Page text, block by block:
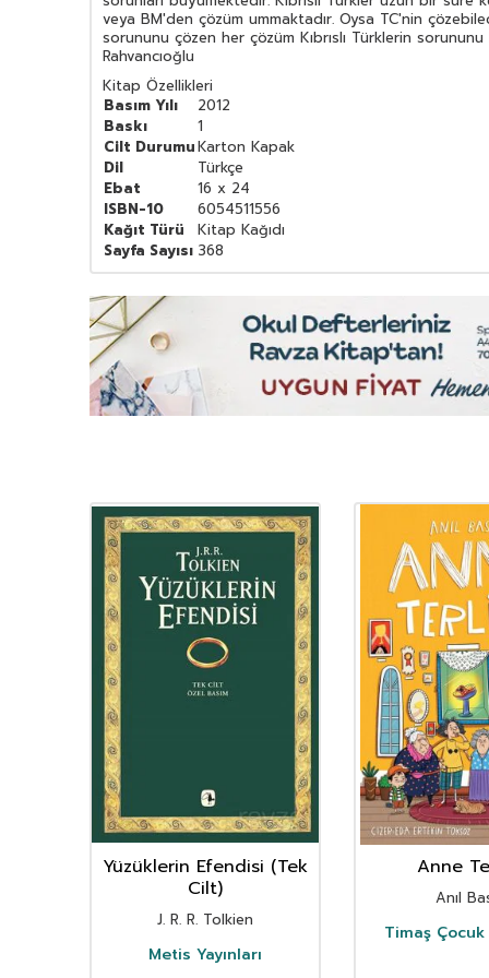
veya BM'den çözüm ummaktadır. Oysa TC'nin
sorununu çözen her çözüm Kıbrıslı Türklerin
Rahvancıoğlu
Kitap Özellikleri
Basım Yılı
2012
Baskı
1
Cilt DurumuKarton Kapak
Dil
Türkçe
Ebat
16 x 24
ISBN-10
6054511556
Kağıt Türü
Kitap Kağıdı
Sayfa Sayısı 368
Yüzüklerin Efendisi (Tek
Cilt)
J. R. R. Tolkien
Metis Yayınları
Anne
Anıl
Timaş Çocuk